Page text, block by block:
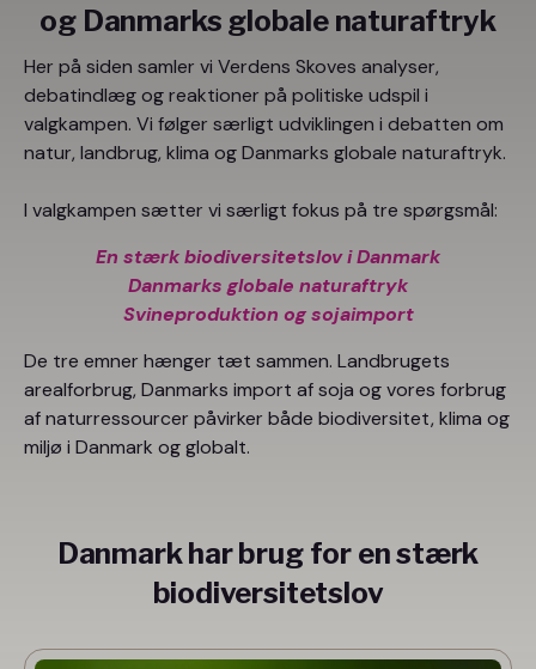
og Danmarks globale naturaftryk
Her på siden samler vi Verdens Skoves analyser,
debatindlæg og reaktioner på politiske udspil i
valgkampen. Vi følger særligt udviklingen i debatten om
natur, landbrug, klima og Danmarks globale naturaftryk.
I valgkampen sætter vi særligt fokus på tre spørgsmål:
En stærk biodiversitetslov i Danmark
Danmarks globale naturaftryk
Svineproduktion og sojaimport
De tre emner hænger tæt sammen. Landbrugets
arealforbrug, Danmarks import af soja og vores forbrug
af naturressourcer påvirker både biodiversitet, klima og
miljø i Danmark og globalt.
Danmark har brug for en stærk
biodiversitetslov